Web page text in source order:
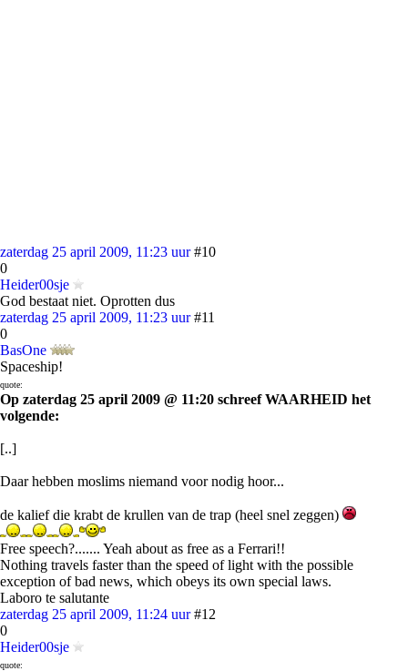
zaterdag 25 april 2009, 11:23 uur #10
0
Heider00sje
God bestaat niet. Oprotten dus
zaterdag 25 april 2009, 11:23 uur #11
0
BasOne
Spaceship!
quote:
Op zaterdag 25 april 2009 @ 11:20 schreef WAARHEID het
volgende:
[..]
Daar hebben moslims niemand voor nodig hoor...
de kalief die krabt de krullen van de trap (heel snel zeggen)
Free speech?....... Yeah about as free as a Ferrari!!
Nothing travels faster than the speed of light with the possible
exception of bad news, which obeys its own special laws.
Laboro te salutante
zaterdag 25 april 2009, 11:24 uur #12
0
Heider00sje
quote: